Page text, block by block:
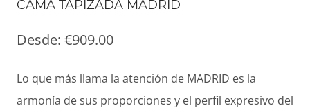
CAMA TAPIZADA MADRID
Desde: €909.00
Lo que más llama la atención de MADRID es la
armonía de sus proporciones y el perfil expresivo del